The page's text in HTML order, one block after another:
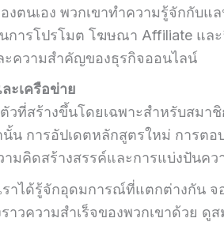
งตนเอง พวกเขาทำความรู้จักกับแ
การโปรโมต โฆษณา Affiliate แล
ความสำคัญของธุรกิจออนไลน์
ะเครือข่าย
วที่สร้างขึ้นโดยเฉพาะสำหรับสมา
นั้น การอัปเดตหลักสูตรใหม่ การต
ามคิดสร้างสรรค์และการแบ่งปันค
ราได้รู้จักอุดมการณ์ที่แตกต่างกัน
ราวความสำเร็จของพวกเขาด้วย